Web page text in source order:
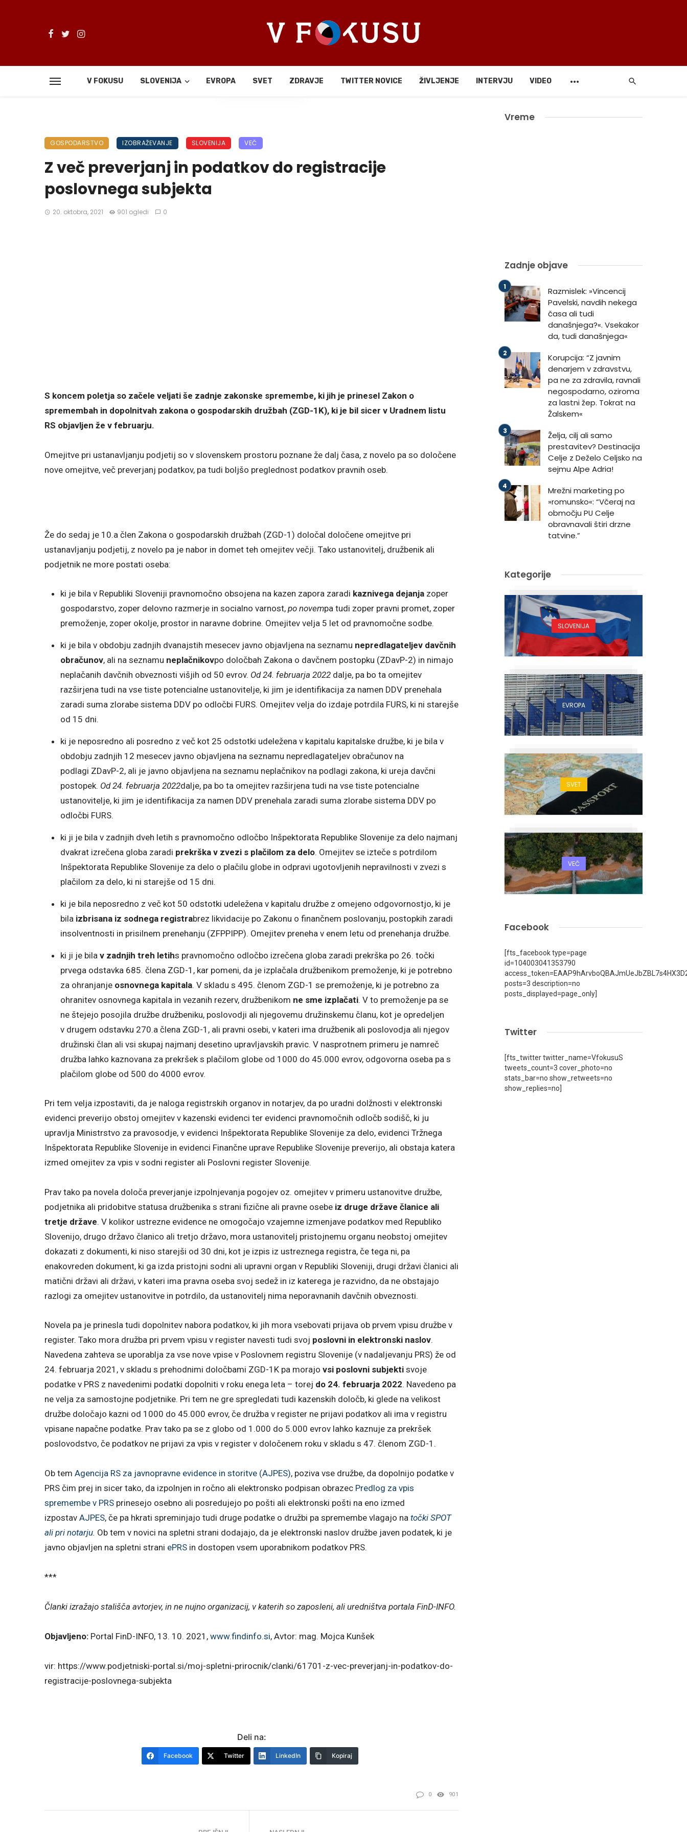
V FOKUSU SLOVENIJA EVROPA SVET ZDRAVJE TWITTER NOVICE ŽIVLJENJE INTERVJU VIDEO
Deli
GOSPODARSTVO IZOBRAŽEVANJE SLOVENIJA VEČ
Z več preverjanj in podatkov do registracije
poslovnega subjekta
20. oktobra, 2021 901 ogledi 0
S koncem poletja so začele veljati še zadnje zakonske spremembe, ki jih je prinesel Zakon o
spremembah in dopolnitvah zakona o gospodarskih družbah (ZGD-1K), ki je bil sicer v Uradnem listu
RS objavljen že v februarju.
Omejitve pri ustanavljanju podjetij so v slovenskem prostoru poznane že dalj časa, z novelo pa so določene
nove omejitve, več preverjanj podatkov, pa tudi boljšo preglednost podatkov pravnih oseb.
Že do sedaj je 10.a člen Zakona o gospodarskih družbah (ZGD-1) določal določene omejitve pri
ustanavljanju podjetij, z novelo pa je nabor in domet teh omejitev večji. Tako ustanovitelj, družbenik ali
podjetnik ne more postati oseba:
ki je bila v Republiki Sloveniji pravnomočno obsojena na kazen zapora zaradi kaznivega dejanja zoper
gospodarstvo, zoper delovno razmerje in socialno varnost, po novempa tudi zoper pravni promet, zoper
premoženje, zoper okolje, prostor in naravne dobrine. Omejitev velja 5 let od pravnomočne sodbe.
ki je bila v obdobju zadnjih dvanajstih mesecev javno objavljena na seznamu nepredlagateljev davčnih
obračunov, ali na seznamu neplačnikovpo določbah Zakona o davčnem postopku (ZDavP-2) in nimajo
neplačanih davčnih obveznosti višjih od 50 evrov. Od 24. februarja 2022dalje, pa bo ta omejitev
razširjena tudi na vse tiste potencialne ustanovitelje, ki jim je identifikacija za namen DDV prenehala
zaradi suma zlorabe sistema DDV po odločbi FURS. Omejitev velja do izdaje potrdila FURS, ki ni starejše
od 15 dni.
ki je neposredno ali posredno z več kot 25 odstotki udeležena v kapitalu kapitalske družbe, ki je bila v
obdobju zadnjih 12 mesecev javno objavljena na seznamu nepredlagateljev obračunov na
podlagi ZDavP-2, ali je javno objavljena na seznamu neplačnikov na podlagi zakona, ki ureja davčni
postopek. Od 24. februarja 2022dalje, pa bo ta omejitev razširjena tudi na vse tiste potencialne
ustanovitelje, ki jim je identifikacija za namen DDV prenehala zaradi suma zlorabe sistema DDV po
odločbi FURS.
ki ji je bila v zadnjih dveh letih s pravnomočno odločbo Inšpektorata Republike Slovenije za delo najmanj
dvakrat izrečena globa zaradi prekrška v zvezi s plačilom za delo. Omejitev se izteče s potrdilom
Inšpektorata Republike Slovenije za delo o plačilu globe in odpravi ugotovljenih nepravilnosti v zvezi s
plačilom za delo, ki ni starejše od 15 dni.
ki je bila neposredno z več kot 50 odstotki udeležena v kapitalu družbe z omejeno odgovornostjo, ki je
bila izbrisana iz sodnega registrabrez likvidacije po Zakonu o finančnem poslovanju, postopkih zaradi
insolventnosti in prisilnem prenehanju (ZFPPIPP). Omejitev preneha v enem letu od prenehanja družbe.
ki ji je bila v zadnjih treh letihs pravnomočno odločbo izrečena globa zaradi prekrška po 26. točki
prvega odstavka 685. člena ZGD-1, kar pomeni, da je izplačala družbenikom premoženje, ki je potrebno
za ohranjanje osnovnega kapitala. V skladu s 495. členom ZGD-1 se premoženje, ki je potrebno za
ohranitev osnovnega kapitala in vezanih rezerv, družbenikom ne sme izplačati. V to premoženje pa se
ne štejejo posojila družbe družbeniku, poslovodji ali njegovemu družinskemu članu, kot je opredeljen
v drugem odstavku 270.a člena ZGD-1, ali pravni osebi, v kateri ima družbenik ali poslovodja ali njegov
družinski član ali vsi skupaj najmanj desetino upravljavskih pravic. V nasprotnem primeru je namreč
družba lahko kaznovana za prekršek s plačilom globe od 1000 do 45.000 evrov, odgovorna oseba pa s
plačilom globe od 500 do 4000 evrov.
Pri tem velja izpostaviti, da je naloga registrskih organov in notarjev, da po uradni dolžnosti v elektronski
evidenci preverijo obstoj omejitev v kazenski evidenci ter evidenci pravnomočnih odločb sodišč, ki ju
upravlja Ministrstvo za pravosodje, v evidenci Inšpektorata Republike Slovenije za delo, evidenci Tržnega
Inšpektorata Republike Slovenije in evidenci Finančne uprave Republike Slovenije preverijo, ali obstaja katera
izmed omejitev za vpis v sodni register ali Poslovni register Slovenije.
Prav tako pa novela določa preverjanje izpolnjevanja pogojev oz. omejitev v primeru ustanovitve družbe,
podjetnika ali pridobitve statusa družbenika s strani fizične ali pravne osebe iz druge države članice ali
tretje države. V kolikor ustrezne evidence ne omogočajo vzajemne izmenjave podatkov med Republiko
Slovenijo, drugo državo članico ali tretjo državo, mora ustanovitelj pristojnemu organu neobstoj omejitev
dokazati z dokumenti, ki niso starejši od 30 dni, kot je izpis iz ustreznega registra, če tega ni, pa
enakovreden dokument, ki ga izda pristojni sodni ali upravni organ v Republiki Sloveniji, drugi državi članici ali
matični državi ali državi, v kateri ima pravna oseba svoj sedež in iz katerega je razvidno, da ne obstajajo
razlogi za omejitev ustanovitve in potrdilo, da ustanovitelj nima neporavnanih davčnih obveznosti.
Novela pa je prinesla tudi dopolnitev nabora podatkov, ki jih mora vsebovati prijava ob prvem vpisu družbe v
register. Tako mora družba pri prvem vpisu v register navesti tudi svoj poslovni in elektronski naslov.
Navedena zahteva se uporablja za vse nove vpise v Poslovnem registru Slovenije (v nadaljevanju PRS) že od
24. februarja 2021, v skladu s prehodnimi določbami ZGD-1K pa morajo vsi poslovni subjekti svoje
podatke v PRS z navedenimi podatki dopolniti v roku enega leta – torej do 24. februarja 2022. Navedeno pa
ne velja za samostojne podjetnike. Pri tem ne gre spregledati tudi kazenskih določb, ki glede na velikost
družbe določajo kazni od 1000 do 45.000 evrov, če družba v register ne prijavi podatkov ali ima v registru
vpisane napačne podatke. Prav tako pa se z globo od 1.000 do 5.000 evrov lahko kaznuje za prekršek
poslovodstvo, če podatkov ne prijavi za vpis v register v določenem roku v skladu s 47. členom ZGD-1.
Ob tem Agencija RS za javnopravne evidence in storitve (AJPES), poziva vse družbe, da dopolnijo podatke v
PRS čim prej in sicer tako, da izpolnjen in ročno ali elektronsko podpisan obrazec Predlog za vpis
spremembe v PRS prinesejo osebno ali posredujejo po pošti ali elektronski pošti na eno izmed
izpostav AJPES, če pa hkrati spreminjajo tudi druge podatke o družbi pa spremembe vlagajo na točki SPOT
ali pri notarju. Ob tem v novici na spletni strani dodajajo, da je elektronski naslov družbe javen podatek, ki je
javno objavljen na spletni strani ePRS in dostopen vsem uporabnikom podatkov PRS.
***
Članki izražajo stališča avtorjev, in ne nujno organizacij, v katerih so zaposleni, ali uredništva portala FinD-INFO.
Objavljeno: Portal FinD-INFO, 13. 10. 2021, www.findinfo.si, Avtor: mag. Mojca Kunšek
vir: https://www.podjetniski-portal.si/moj-spletni-prirocnik/clanki/61701-z-vec-preverjanj-in-podatkov-do-
registracije-poslovnega-subjekta
Deli na:
Facebook Twitter LinkedIn Kopiraj
0 901
Vreme
Zadnje objave
Razmislek: »Vincencij
Pavelski, navdih nekega
časa ali tudi
današnjega?«. Vsekakor
da, tudi današnjega«
Korupcija: “Z javnim
denarjem v zdravstvu,
pa ne za zdravila, ravnali
negospodarno, oziroma
za lastni žep. Tokrat na
Žalskem«
Želja, cilj ali samo
prestavitev? Destinacija
Celje z Deželo Celjsko na
sejmu Alpe Adria!
Mrežni marketing po
»romunsko«: “Včeraj na
območju PU Celje
obravnavali štiri drzne
tatvine.”
Kategorije
SLOVENIJA
EVROPA
SVET
VEČ
Facebook
[fts_facebook type=page
id=104003041353790
posts=3 description=no
posts_displayed=page_only]
Twitter
[fts_twitter twitter_name=VfokusuS
tweets_count=3 cover_photo=no
stats_bar=no show_retweets=no
show_replies=no]